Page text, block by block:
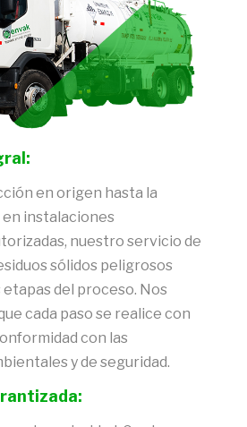
en origen hasta la
instalaciones
nuestro servicio de
sólidos peligrosos
del proceso. Nos
cada paso se realice con
con las
y de seguridad.